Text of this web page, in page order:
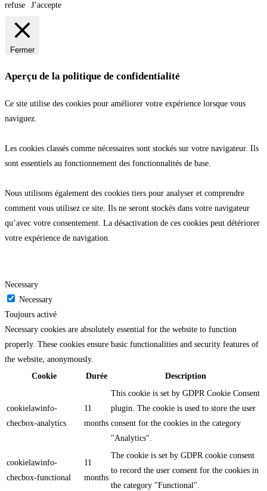
refuse
J’accepte
Fermer
Aperçu de la politique de confidentialité
Ce site utilise des cookies pour améliorer votre expérience lorsque vous
naviguez.
Les cookies classés comme nécessaires sont stockés sur votre navigateur. Ils
sont essentiels au fonctionnement des fonctionnalités de base.
Nous utilisons également des cookies tiers pour analyser et comprendre
comment vous utilisez ce site. Ils ne seront stockés dans votre navigateur
qu’avec votre consentement. La désactivation de ces cookies peut détériorer
votre expérience de navigation.
Necessary
Necessary
Toujours activé
Necessary cookies are absolutely essential for the website to function
properly. These cookies ensure basic functionalities and security features of
the website, anonymously.
Cookie
Durée Description
cookielawinfo-
checbox-analytics
11
months
This cookie is set by GDPR Cookie Consent
plugin. The cookie is used to store the user
consent for the cookies in the category
"Analytics".
cookielawinfo-
checbox-functional
11
months
The cookie is set by GDPR cookie consent
to record the user consent for the cookies in
the category "Functional".